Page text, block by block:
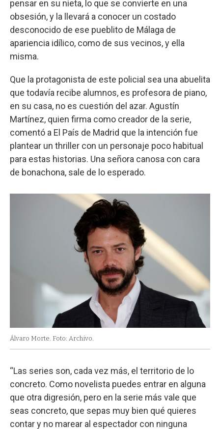
pensar en su nieta, lo que se convierte en una
obsesión, y la llevará a conocer un costado
desconocido de ese pueblito de Málaga de
apariencia idílico, como de sus vecinos, y ella
misma.
Que la protagonista de este policial sea una abuelita
que todavía recibe alumnos, es profesora de piano,
en su casa, no es cuestión del azar. Agustín
Martínez, quien firma como creador de la serie,
comentó a El País de Madrid que la intención fue
plantear un thriller con un personaje poco habitual
para estas historias. Una señora canosa con cara
de bonachona, sale de lo esperado.
Álvaro Morte. Foto: Archivo.
“Las series son, cada vez más, el territorio de lo
concreto. Como novelista puedes entrar en alguna
que otra digresión, pero en la serie más vale que
seas concreto, que sepas muy bien qué quieres
contar y no marear al espectador con ninguna